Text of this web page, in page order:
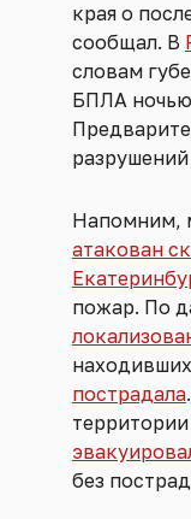
края о
сообщал. В
словам
БПЛА ночью
разрушений
Напомним,
атакован
пожар. По
пострадала
без